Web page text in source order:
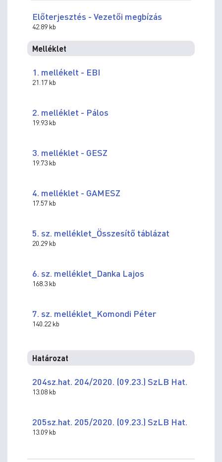
Előterjesztés - Vezetői megbízás
42.89 kb
Melléklet
1. mellékelt - EBI
21.17 kb
2. melléklet - Pálos
19.93 kb
3. melléklet - GESZ
19.73 kb
4. melléklet - GAMESZ
17.57 kb
5. sz. melléklet_Összesítő táblázat
20.29 kb
6. sz. melléklet_Danka Lajos
168.3 kb
7. sz. melléklet_Komondi Péter
140.22 kb
Határozat
204sz.hat. 204/2020. (09.23.) SzLB Hat.
13.08 kb
205sz.hat. 205/2020. (09.23.) SzLB Hat.
13.09 kb